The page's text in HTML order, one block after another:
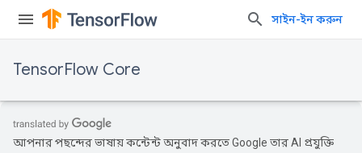
সাইন-ইন করুন
TensorFlow Core
আপনার পছন্দের ভাষায় কন্টেন্ট অনুবাদ করতে Google তার AI প্রযুক্তি